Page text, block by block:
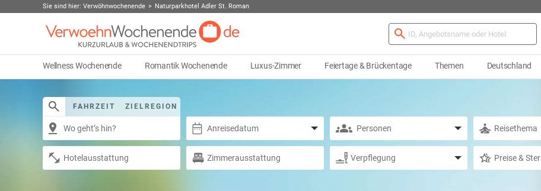
Sie sind hier: Verwöhnwochenende Naturparkhotel Adler St. Roman
Wellness Wochenende Romantik Wochenende Luxus-Zimmer Feiertage & Brückentage Themen Deutschland
FAHRZEIT ZIELREGION